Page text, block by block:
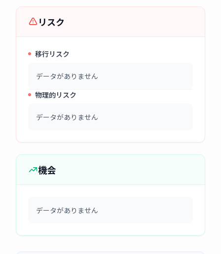
リスク
移行リスク
データがありません
物理的リスク
データがありません
機会
データがありません